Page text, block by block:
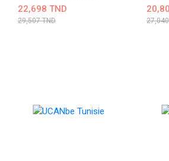
Cream No Yellow
22,698 TND
29,507 TND